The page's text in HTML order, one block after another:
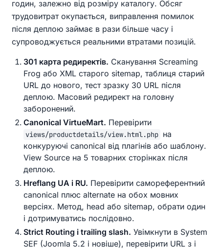
годин, залежно від розміру каталогу. Обсяг
трудовитрат окупається, виправлення помилок
після деплою займає в рази більше часу і
супроводжується реальними втратами позицій.
301 карта редиректів. Сканування Screaming
Frog або XML старого sitemap, таблиця старий
URL до нового, тест зразку 30 URL після
деплою. Масовий редирект на головну
заборонений.
Canonical VirtueMart. Перевірити
views/productdetails/view.html.php на
конкуруючі canonical від плагінів або шаблону.
View Source на 5 товарних сторінках після
деплою.
Hreflang UA і RU. Перевірити самореферентний
canonical плюс alternate на обох мовних
версіях. Метод, head або sitemap, обрати один
і дотримуватись послідовно.
Strict Routing і trailing slash. Увімкнути в System
SEF (Joomla 5.2 і новіше), перевірити URL з і